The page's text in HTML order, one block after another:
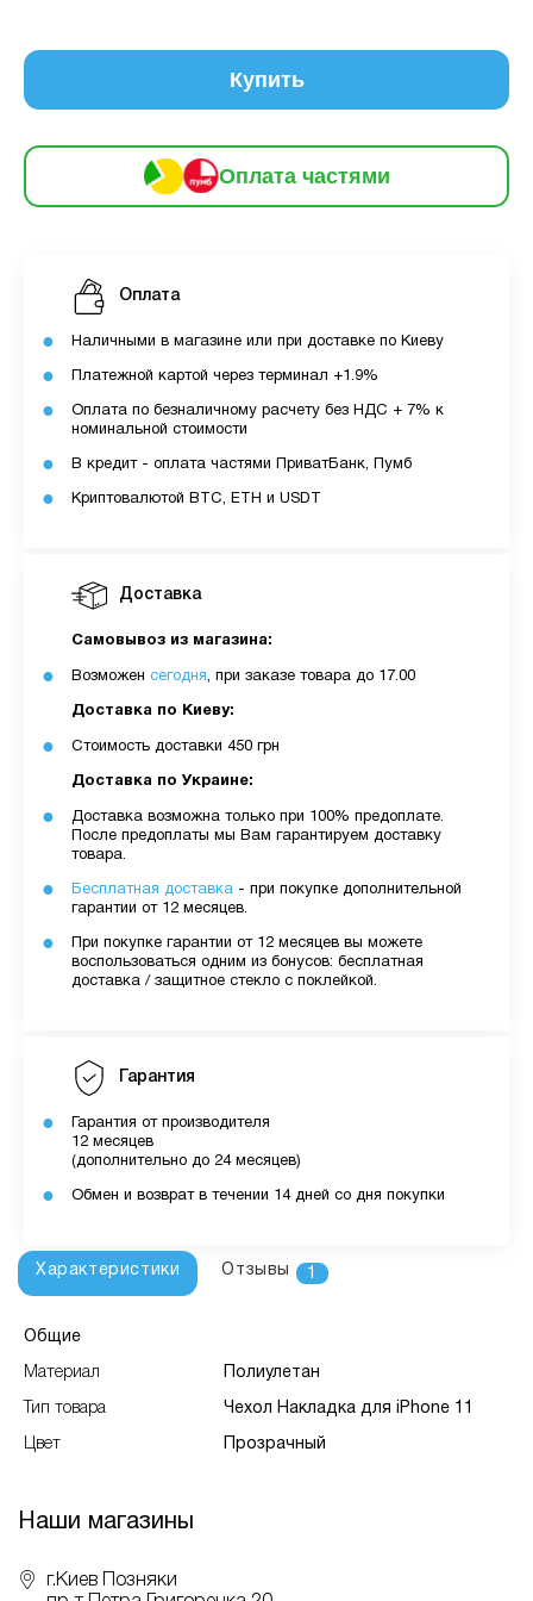
Купить
Оплата частями
придбати товар в розстрочку.
Для оформлення розстрочки вам необхідно
Максимальна сума розстрочки дорівнює
З боку ПУМБ немає жодних прихованих комісій
чи прихованих платежів.
MyCloudStore.
Доставка
Самовывоз из магазина:
Возможен сегодня, при заказе товара до 17.00
Доставка по Киеву:
Стоимость доставки 450 грн
Доставка по Украине:
Доставка возможна только при 100% предоплате.
После предоплаты мы Вам гарантируем доставку
товара.
Бесплатная доставка - при покупке дополнительной
гарантии от 12 месяцев.
При покупке гарантии от 12 месяцев вы можете
воспользоваться одним из бонусов: бесплатная
доставка / защитное стекло с поклейкой.
Гарантия
Гарантия от производителя
12 месяцев
(дополнительно до 24 месяцев)
Обмен и возврат в течении 14 дней со дня покупки
Оплата
Наличными в магазине или при доставке по Киеву
Платежной картой через терминал +1.9%
Оплата по безналичному расчету без НДС + 7% к
номинальной стоимости
В кредит - оплата частями ПриватБанк, Пумб
Криптовалютой BTC, ETH и USDT
Характеристики Отзывы 1
Общие
Материал Полиулетан
Тип товара Чехол Накладка для iPhone 11
Цвет Прозрачный
Наши магазины
г.Киев Позняки